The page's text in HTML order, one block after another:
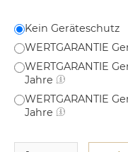
Kein Geräteschutz
WERTGARANTIE
WERTGARANTIE
Jahre
WERTGARANTIE
Jahre